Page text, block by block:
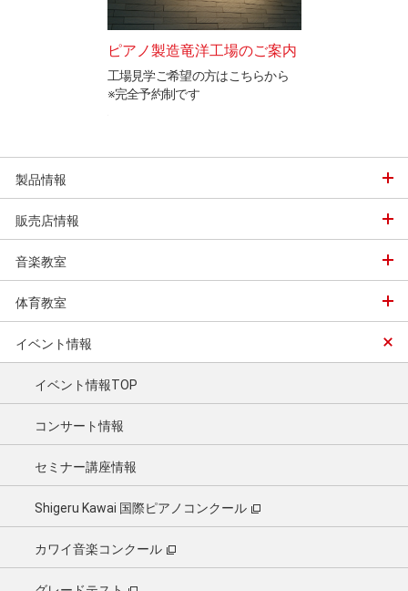
ピアノ製造竜洋工場のご案内
工場見学ご希望の方はこちらから
※完全予約制です
製品情報
販売店情報
音楽教室
体育教室
イベント情報
イベント情報TOP
コンサート情報
セミナー講座情報
Shigeru Kawai 国際ピアノコンクール
カワイ音楽コンクール